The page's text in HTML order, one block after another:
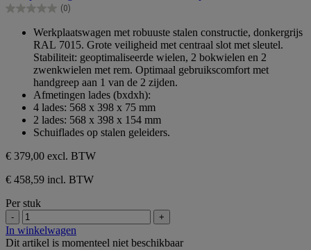
5
(0)
0.0
sterren.
Werkplaatswagen met robuuste stalen constructie, donkergrijs
RAL 7015. Grote veiligheid met centraal slot met sleutel.
Stabiliteit: geoptimaliseerde wielen, 2 bokwielen en 2
zwenkwielen met rem. Optimaal gebruikscomfort met
handgreep aan 1 van de 2 zijden.
Afmetingen lades (bxdxh):
4 lades: 568 x 398 x 75 mm
2 lades: 568 x 398 x 154 mm
Schuiflades op stalen geleiders.
€ 379,00 excl. BTW
€ 458,59 incl. BTW
Per stuk
- +
In winkelwagen
Dit artikel is momenteel niet beschikbaar